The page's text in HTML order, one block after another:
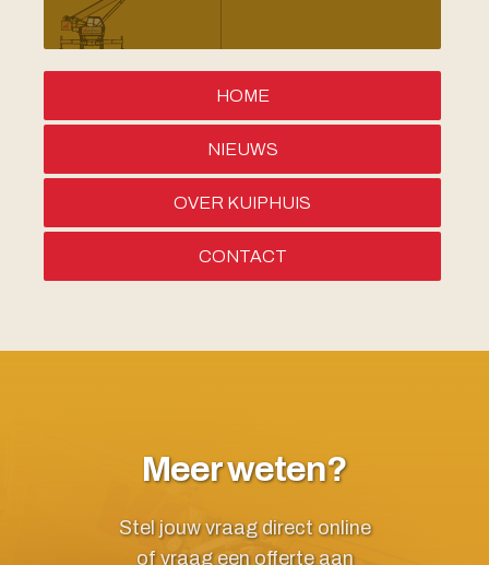
HOME
NIEUWS
OVER KUIPHUIS
CONTACT
Meer weten?
Stel jouw vraag direct online
of vraag een offerte aan